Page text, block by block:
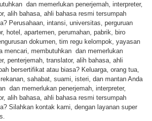
dan memerlukan penerjemah, interpreter,
alih bahasa, ahli bahasa resmi tersumpah
Perusahaan, intansi, universitas, perguruan
hotel, apartemen, perumahan, pabrik, biro
dokumen, tim regu kelompok, yayasan
mencari, membutuhkan dan memerlukan
penterjemah, translator, alih bahasa, ahli
bersertifikat atau biasa? Keluarga, orang tua,
sahabat, suami, isteri, dan mantan Anda
dan memerlukan penerjemah, interpreter,
alih bahasa, ahli bahasa resmi tersumpah
Silahkan kontak kami, dengan layanan super